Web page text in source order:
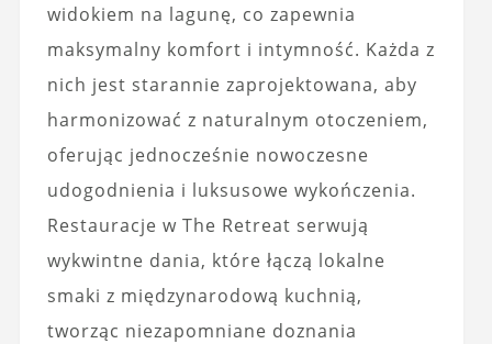
widokiem na lagunę, co zapewnia
maksymalny komfort i intymność. Każda z
nich jest starannie zaprojektowana, aby
harmonizować z naturalnym otoczeniem,
oferując jednocześnie nowoczesne
udogodnienia i luksusowe wykończenia.
Restauracje w The Retreat serwują
wykwintne dania, które łączą lokalne
smaki z międzynarodową kuchnią,
tworząc niezapomniane doznania